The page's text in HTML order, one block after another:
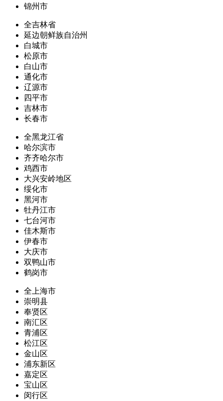
锦州市
全吉林省
延边朝鲜族自治州
白城市
松原市
白山市
通化市
辽源市
四平市
吉林市
长春市
全黑龙江省
哈尔滨市
齐齐哈尔市
鸡西市
大兴安岭地区
绥化市
黑河市
牡丹江市
七台河市
佳木斯市
伊春市
大庆市
双鸭山市
鹤岗市
全上海市
崇明县
奉贤区
南汇区
青浦区
松江区
金山区
浦东新区
嘉定区
宝山区
闵行区